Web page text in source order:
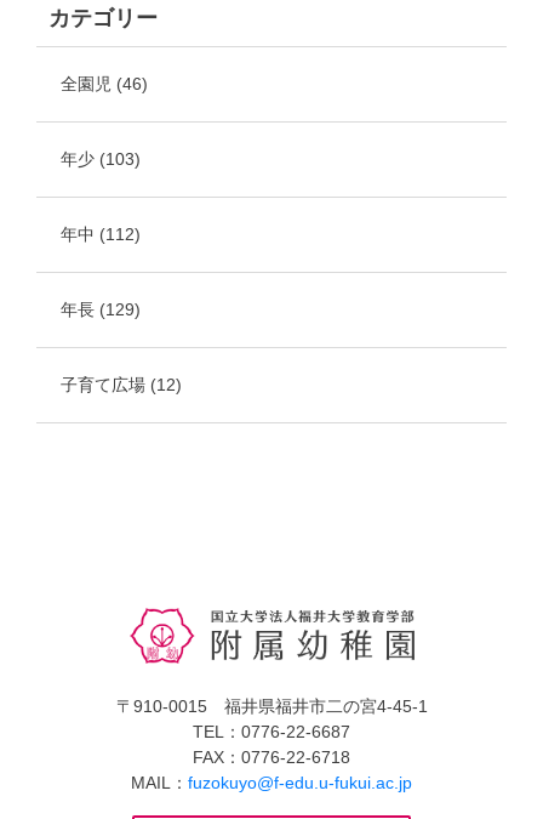
カテゴリー
全園児 (46)
年少 (103)
年中 (112)
年長 (129)
子育て広場 (12)
〒910-0015 福井県福井市二の宮4-45-1
TEL：0776-22-6687
FAX：0776-22-6718
MAIL： fuzokuyo@f-edu.u-fukui.ac.jp